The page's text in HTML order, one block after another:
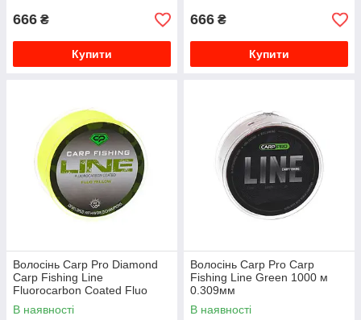
666 ₴
Купити
666 ₴
Купити
Волосінь Carp Pro Diamond
Carp Fishing Line
Fluorocarbon Coated Fluo
Yellow 1000 м 0.309мм
В наявності
Волосінь Carp Pro Carp
Fishing Line Green 1000 м
0.309мм
В наявності